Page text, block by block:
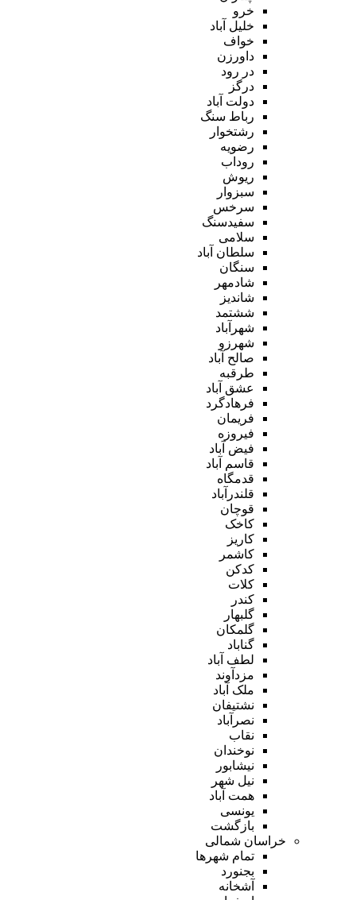
خرو
خلیل آباد
خواف
داورزن
در رود
درگز
دولت آباد
رباط سنگ
رشتخوار
رضویه
روداب
ریوش
سبزوار
سرخس
سفیدسنگ
سلامی
سلطان آباد
سنگان
شادمهر
شاندیز
ششتمد
شهرآباد
شهرزو
صالح آباد
طرقبه
عشق آباد
فرهادگرد
فریمان
فیروزه
فیض آباد
قاسم آباد
قدمگاه
قلندرآباد
قوچان
کاخک
کاریز
کاشمر
کدکن
کلات
کندر
گلبهار
گلمکان
گناباد
لطف آباد
مزدآوند
ملک آباد
نشتیفان
نصرآباد
نقاب
نوخندان
نیشابور
نیل شهر
همت آباد
یونسی
بازگشت
خراسان شمالی
تمام شهر‌ها
بجنورد
آشخانه